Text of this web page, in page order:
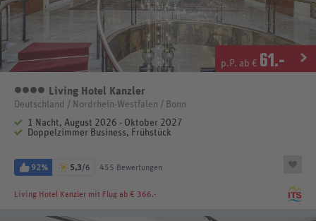
p.P. ab € 61.-
4 Sterne
Living Hotel Kanzler
Deutschland / Nordrhein-Westfalen / Bonn
1 Nacht, August 2026 - Oktober 2027
Doppelzimmer Business, Frühstück
92% 5,3/6 455 Bewertungen
Living Hotel Kanzler mit Flug ab € 366.-